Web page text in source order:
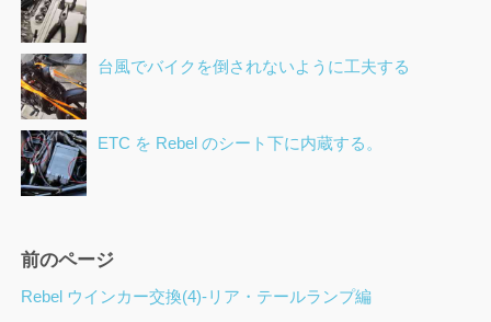
台風でバイクを倒されないように工夫する
ETC を Rebel のシート下に内蔵する。
ペ
ー
前のページ
Rebel ウインカー交換(4)-リア・テールランプ編